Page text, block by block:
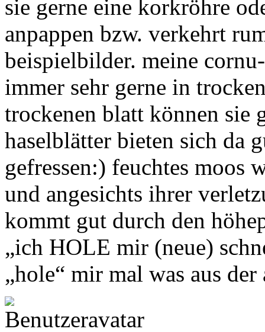
sie gerne eine korkröhre
anpappen bzw. verkehrt
beispielbilder. meine
immer sehr gerne in
trockenen blatt können sie
haselblätter bieten sich da
gefressen:) feuchtes moos
und angesichts ihrer
kommt gut durch den
„ich HOLE mir (neue)
„hole“ mir mal was aus